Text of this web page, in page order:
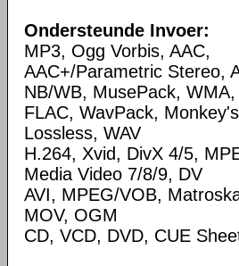
Ondersteunde Invoer:
MP3, Ogg Vorbis, AAC,
AAC+/Parametric Stereo,
NB/WB, MusePack,
FLAC, WavPack,
Lossless, WAV
H.264, Xvid, DivX 4/5,
Media Video 7/8/9, DV
AVI, MPEG/VOB,
MOV, OGM
CD, VCD, DVD, CUE